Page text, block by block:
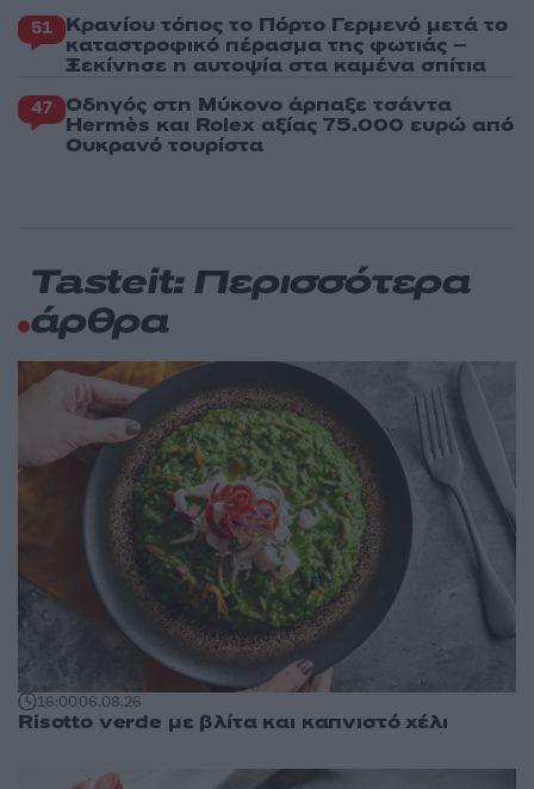
51 Κρανίου τόπος το Πόρτο Γερμενό μετά το
καταστροφικό πέρασμα της φωτιάς –
Ξεκίνησε η αυτοψία στα καμένα σπίτια
47 Οδηγός στη Μύκονο άρπαξε τσάντα
Hermès και Rolex αξίας 75.000 ευρώ από
Ουκρανό τουρίστα
Tasteit: Περισσότερα
άρθρα
16:0006.08.26
Risotto verde με βλίτα και καπνιστό χέλι